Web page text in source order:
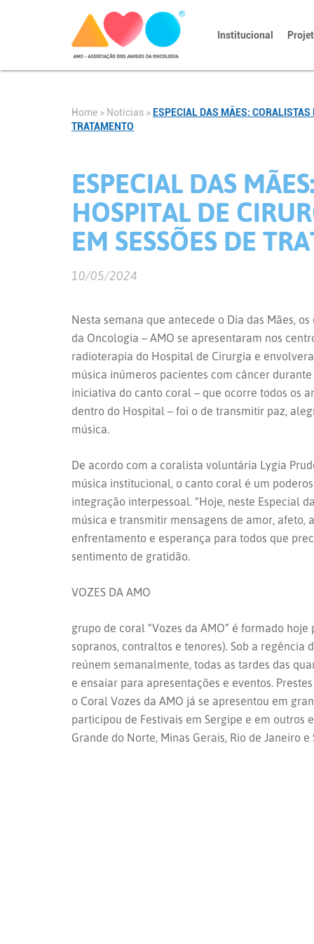
Institucional
Home > Notícias > ESPECIAL DAS MÃES:
TRATAMENTO
ESPECIAL DAS
HOSPITAL DE
EM SESSÕES DE
10/05/2024
Nesta semana que antecede o Dia das Mães,
da Oncologia – AMO se apresentaram nos
radioterapia do Hospital de Cirurgia e
música inúmeros pacientes com câncer
iniciativa do canto coral – que ocorre todos os
dentro do Hospital – foi o de transmitir paz,
música.
De acordo com a coralista voluntária Lygia
música institucional, o canto coral é um
integração interpessoal. “Hoje, neste Especial
música e transmitir mensagens de amor, afeto,
enfrentamento e esperança para todos que
sentimento de gratidão.
VOZES DA AMO
grupo de coral “Vozes da AMO” é formado
sopranos, contraltos e tenores). Sob a regência
reúnem semanalmente, todas as tardes das
e ensaiar para apresentações e eventos.
o Coral Vozes da AMO já se apresentou em
participou de Festivais em Sergipe e em outros
Grande do Norte, Minas Gerais, Rio de Janeiro e